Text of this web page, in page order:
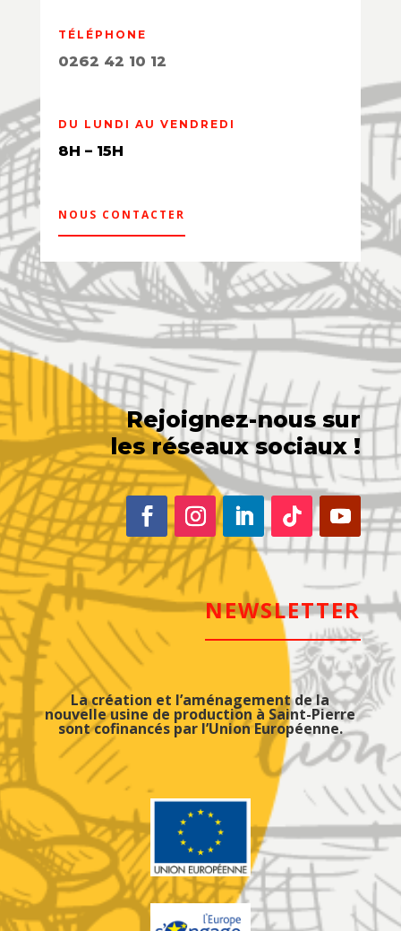
TÉLÉPHONE
0262 42 10 12
DU LUNDI AU VENDREDI
8H – 15H
NOUS CONTACTER
Rejoignez-nous sur
les réseaux sociaux !
NEWSLETTER
La création et l’aménagement de la
nouvelle usine de production à Saint-Pierre
sont cofinancés par l’Union Européenne.